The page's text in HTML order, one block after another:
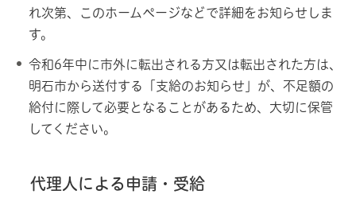
れ次第、このホームページなどで詳細をお知らせしま
す。
令和6年中に市外に転出される方又は転出された方は、
明石市から送付する「支給のお知らせ」が、不足額の
給付に際して必要となることがあるため、大切に保管
してください。
代理人による申請・受給